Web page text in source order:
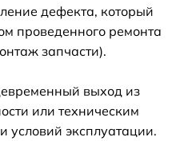
дефекта, который
проведенного ремонта
запчасти).
выход из
или техническим
эксплуатации.